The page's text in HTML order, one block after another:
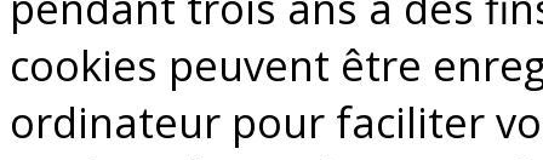
cookies peuvent être
ordinateur pour faciliter